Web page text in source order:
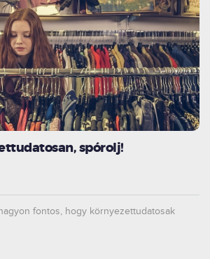
spórolj!
fontos, hogy környezettudatosak